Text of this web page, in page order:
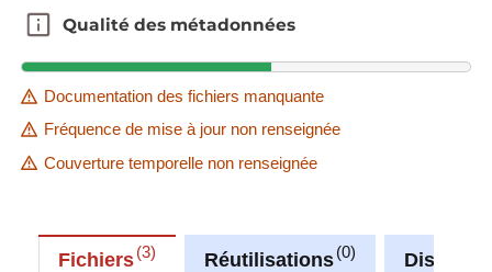
mammals_WMS/guest
with layer name(s):
-Barbastella_barbastellus
Qualité des métadonnées
Qualité des métadonnées
Documentation des fichiers manquante
Fréquence de mise à jour non renseignée
Couverture temporelle non renseignée
Fichiers 3 Réutilisations 0